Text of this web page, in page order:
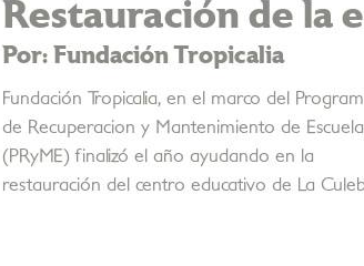
Restauración de la
Por: Fundación Tropicalia
Fundación Tropicalia, en el marco del
de Recuperacion y Mantenimiento de
(PRyME) finalizó el año ayudando en la
restauración del centro educativo de La